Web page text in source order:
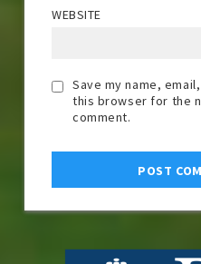
WEBSITE
Save my name,
this browser for the
comment.